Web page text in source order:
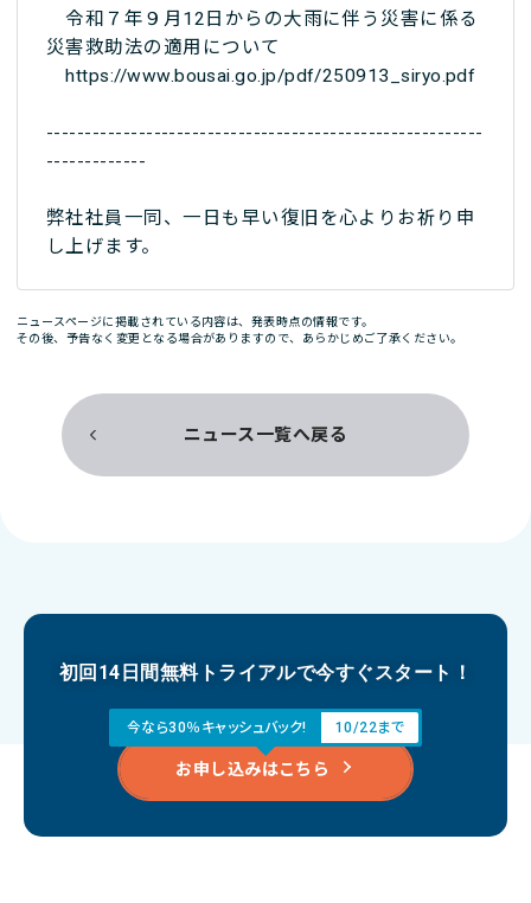
令和７年９月12日からの大雨に伴う災害に係る
災害救助法の適用について
https://www.bousai.go.jp/pdf/250913_siryo.pdf
---------------------------------------------------------
-------------
弊社社員一同、一日も早い復旧を心よりお祈り申
し上げます。
ニュースページに掲載されている内容は、発表時点の情報です。
その後、予告なく変更となる場合がありますので、あらかじめご了承ください。
ニュース一覧へ戻る
初回14日間無料トライアルで今すぐスタート！
今なら30％キャッシュバック! 10/22まで
お申し込みはこちら